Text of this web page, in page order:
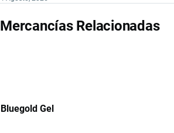
Mercancías Relacionadas
Bluegold Gel